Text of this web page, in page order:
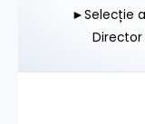
►Selecție
Director